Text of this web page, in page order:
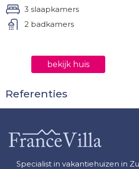
3 slaapkamers
2 badkamers
bekijk huis
Referenties
Specialist in vakantiehuizen in